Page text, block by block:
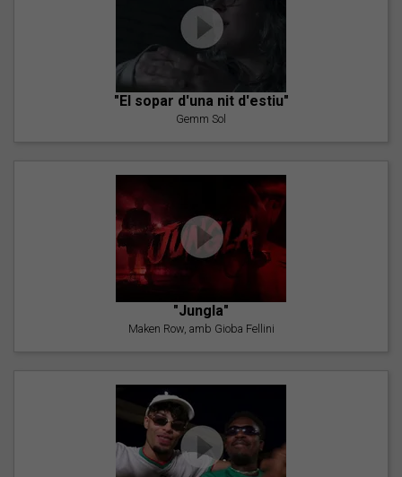
"El sopar d'una nit d'estiu"
Gemm Sol
"Jungla"
Maken Row, amb Gioba Fellini